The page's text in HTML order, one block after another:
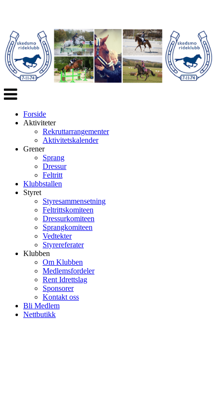
Veksle
navigasjon
Forside
Aktiviteter
Rekruttarrangementer
Aktivitetskalender
Grener
Sprang
Dressur
Feltritt
Klubbstallen
Styret
Styresammensetning
Feltrittskomiteen
Dressurkomiteen
Sprangkomiteen
Vedtekter
Styrereferater
Klubben
Om Klubben
Medlemsfordeler
Rent Idrettslag
Sponsorer
Kontakt oss
Bli Medlem
Nettbutikk